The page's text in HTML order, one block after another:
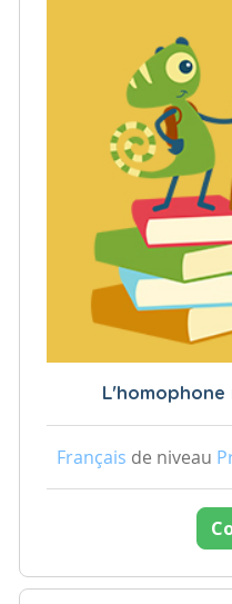
L'homophone
Français de niveau